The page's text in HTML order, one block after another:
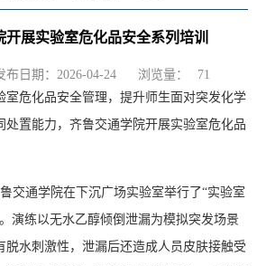
开展实验室危化品安全系列培训
布日期：2026-04-24 浏览量：
71
室危化品安全管理，提升师生面对突发化学
处置能力，齐鲁交通学院开展实验室危化品
交通学院在下沉广场实验室举行了“实验室
演练以无水乙醇倾倒泄漏为模拟突发场景
水刺激性，泄漏后还造成人员皮肤接触受